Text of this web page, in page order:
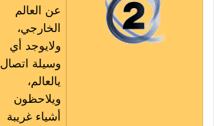
عن العالم
الخارجي،
ولايوجد أي
وسيلة اتصال
يالعالم،
ويلاحظون
أشياء غريبة